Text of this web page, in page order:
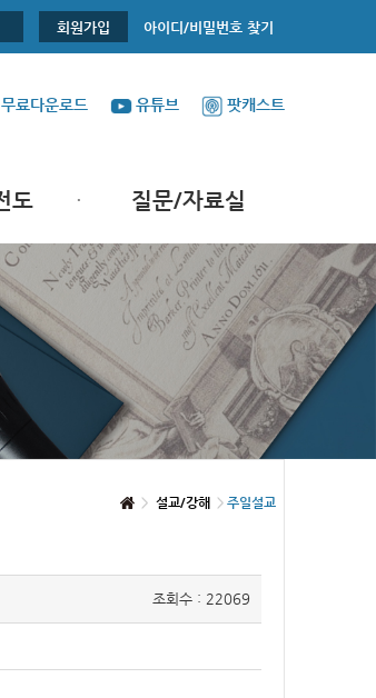
회원가입 아이디/비밀번호 찾기
무료다운로드 유튜브 팟캐스트
도 질문/자료실
설교/강해 주일설교
조회수 : 22069